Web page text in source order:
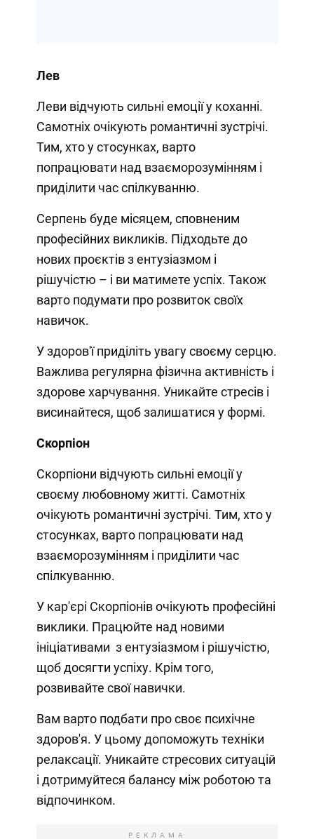
Лев
Леви відчують сильні емоції у коханні.
Самотніх очікують романтичні зустрічі.
Тим, хто у стосунках, варто
попрацювати над взаєморозумінням і
приділити час спілкуванню.
Серпень буде місяцем, сповненим
професійних викликів. Підходьте до
нових проєктів з ентузіазмом і
рішучістю – і ви матимете успіх. Також
варто подумати про розвиток своїх
навичок.
У здоров'ї приділіть увагу своєму серцю.
Важлива регулярна фізична активність і
здорове харчування. Уникайте стресів і
висинайтеся, щоб залишатися у формі.
Скорпіон
Скорпіони відчують сильні емоції у
своєму любовному житті. Самотніх
очікують романтичні зустрічі. Тим, хто у
стосунках, варто попрацювати над
взаєморозумінням і приділити час
спілкуванню.
У кар'єрі Скорпіонів очікують професійні
виклики. Працюйте над новими
ініціативами з ентузіазмом і рішучістю,
щоб досягти успіху. Крім того,
розвивайте свої навички.
Вам варто подбати про своє психічне
здоров'я. У цьому допоможуть техніки
релаксації. Уникайте стресових ситуацій
і дотримуйтеся балансу між роботою та
відпочинком.
РЕКЛАМА